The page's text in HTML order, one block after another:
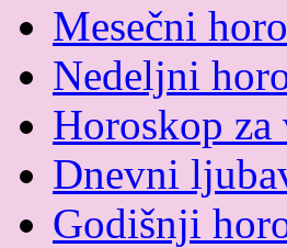
Mesečni
Nedeljni
Horoskop za
Dnevni
Godišnji